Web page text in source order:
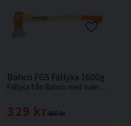
Bahco FGS Fällyxa 1600g
Fällyxa från Bahco med svängt skaft i askträ med tunnt skäregg.
460 kr
329 kr